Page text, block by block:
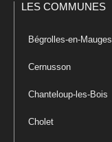
LES COMMUNES
Bégrolles-en-Mauges
Cernusson
Chanteloup-les-Bois
Cholet